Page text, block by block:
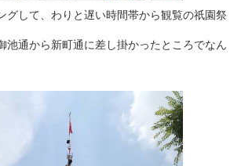
グして、わりと遅い時間帯から観覧の祇園祭
池通から新町通に差し掛かったところでなん